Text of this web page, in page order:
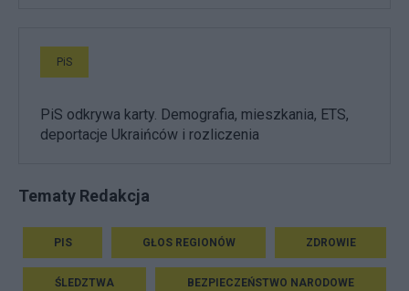
PiS
PiS odkrywa karty. Demografia, mieszkania, ETS,
deportacje Ukraińców i rozliczenia
Tematy Redakcja
PIS GŁOS REGIONÓW ZDROWIE
ŚLEDZTWA BEZPIECZEŃSTWO NARODOWE